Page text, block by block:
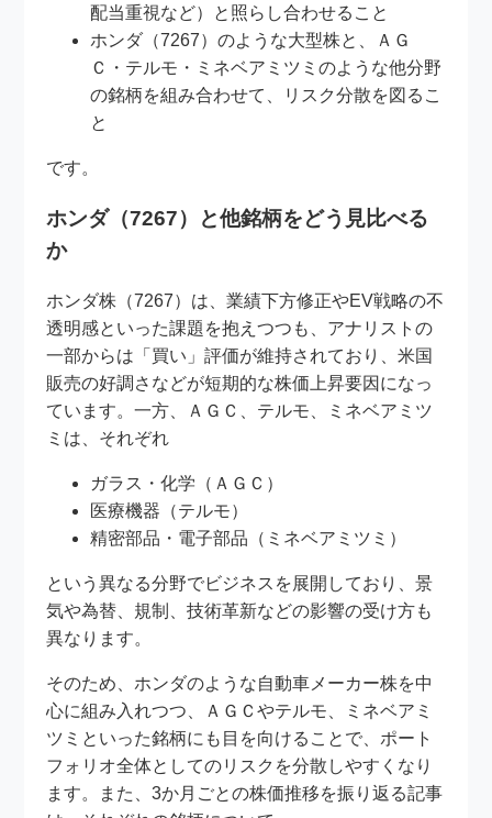
配当重視など）と照らし合わせること
ホンダ（7267）のような大型株と、ＡＧ
Ｃ・テルモ・ミネベアミツミのような他分野
の銘柄を組み合わせて、リスク分散を図るこ
と
です。
ホンダ（7267）と他銘柄をどう見比べる
か
ホンダ株（7267）は、業績下方修正やEV戦略の不
透明感といった課題を抱えつつも、アナリストの
一部からは「買い」評価が維持されており、米国
販売の好調さなどが短期的な株価上昇要因になっ
ています。一方、ＡＧＣ、テルモ、ミネベアミツ
ミは、それぞれ
ガラス・化学（ＡＧＣ）
医療機器（テルモ）
精密部品・電子部品（ミネベアミツミ）
という異なる分野でビジネスを展開しており、景
気や為替、規制、技術革新などの影響の受け方も
異なります。
そのため、ホンダのような自動車メーカー株を中
心に組み入れつつ、ＡＧＣやテルモ、ミネベアミ
ツミといった銘柄にも目を向けることで、ポート
フォリオ全体としてのリスクを分散しやすくなり
ます。また、3か月ごとの株価推移を振り返る記事